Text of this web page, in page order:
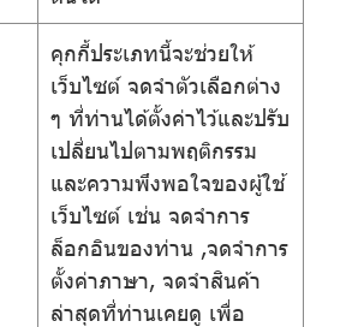
คุกกี้ประเภทนี้จะช่วยให้
เว็บไซต์ จดจำตัวเลือกต่าง
ๆ ที่ท่านได้ตั้งค่าไว้และปรับ
เปลี่ยนไปตามพฤติกรรม
และความพึงพอใจของผู้ใช้
เว็บไซต์ เช่น จดจำการ
ล็อกอินของท่าน ,จดจำการ
ตั้งค่าภาษา, จดจำสินค้า
ล่าสุดที่ท่านเคยดู เพื่อ